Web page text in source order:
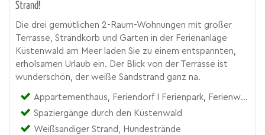
Strand!
Die drei gemütlichen 2-Raum-Wohnungen mit großer
Terrasse, Strandkorb und Garten in der Ferienanlage
Küstenwald am Meer laden Sie zu einem entspannten,
erholsamen Urlaub ein. Der Blick von der Terrasse ist
wunderschön, der weiße Sandstrand ganz na.
Appartementhaus, Feriendorf I Ferienpark, Ferienwohnung
Spaziergänge durch den Küstenwald
Weißsandiger Strand, Hundestrände